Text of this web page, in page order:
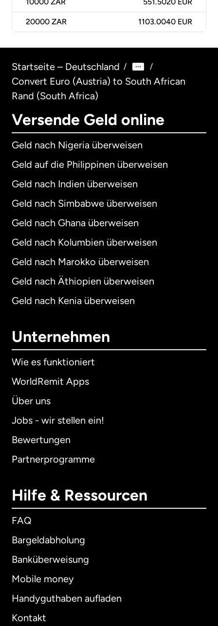
10000 ZAR 551.5020 EUR
20000 ZAR 1103.0040 EUR
Startseite – Deutschland / /
Convert Euro (Austria) to South African
Rand (South Africa)
Versende Geld online
Geld nach Nigeria überweisen
Geld auf die Philippinen überweisen
Geld nach Indien überweisen
Geld nach Simbabwe überweisen
Geld nach Ghana überweisen
Geld nach Kolumbien überweisen
Geld nach Marokko überweisen
Geld nach Äthiopien überweisen
Geld nach Kenia überweisen
Unternehmen
Wie es funktioniert
WorldRemit Apps
Über uns
Jobs - wir stellen ein!
Bewertungen
Partnerprogramme
Hilfe & Ressourcen
FAQ
Bargeldabholung
Banküberweisung
Mobile money
Handyguthaben aufladen
Kontakt